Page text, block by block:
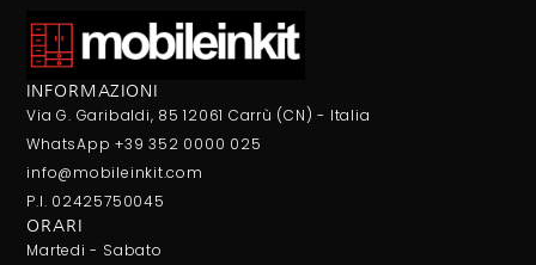
INFORMAZIONI
Via G. Garibaldi, 85 12061 Carrù (CN) - Italia
WhatsApp +39 352 0000 025
info@mobileinkit.com
P.I. 02425750045
ORARI
Martedi - Sabato